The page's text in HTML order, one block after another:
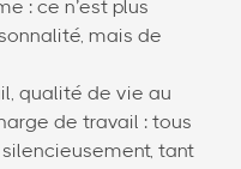
: ce n’est plus
mais de
qualité de vie au
de travail : tous
tant